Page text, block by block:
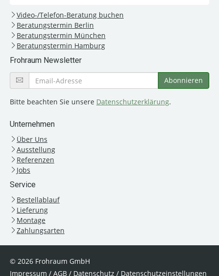
Video-/Telefon-Beratung buchen
Beratungstermin Berlin
Beratungstermin München
Beratungstermin Hamburg
Frohraum Newsletter
Bitte beachten Sie unsere Datenschutzerklärung.
Unternehmen
Über Uns
Ausstellung
Referenzen
Jobs
Service
Bestellablauf
Lieferung
Montage
Zahlungsarten
© 2026 Frohraum GmbH
Impressum / AGB / Datenschutz / Datenschutzeinstellungen